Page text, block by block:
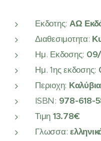
Εκδοτης: ΑΩ
Διαθεσιμοτητα:
Ημ. Εκδοσης:
Ημ. 1ης εκδοσης:
Περιοχη:
ISBN: 978-618-
Τιμη 13.78€
Γλωσσα: